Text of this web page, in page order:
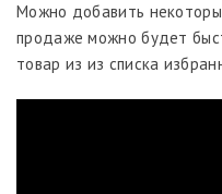
Можно добавить
продаже можно будет
товар из из списка